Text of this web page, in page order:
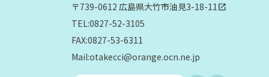
〒739-0612 広島県大竹市油見3-18-11open_in_new
TEL:0827-52-3105
FAX:0827-53-6311
Mail:otakecci@orange.ocn.ne.jp